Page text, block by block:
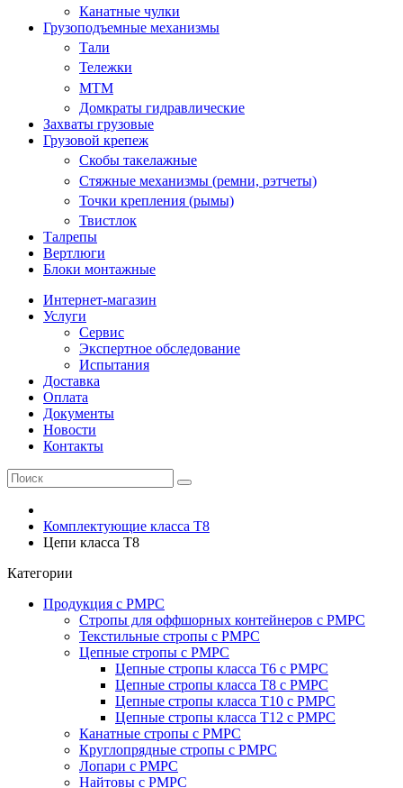
Канатные чулки
Грузоподъемные механизмы
Тали
Тележки
МТМ
Домкраты гидравлические
Захваты грузовые
Грузовой крепеж
Скобы такелажные
Стяжные механизмы (ремни, рэтчеты)
Точки крепления (рымы)
Твистлок
Талрепы
Вертлюги
Блоки монтажные
Интернет-магазин
Услуги
Сервис
Экспертное обследование
Испытания
Доставка
Оплата
Документы
Новости
Контакты
Комплектующие класса Т8
Цепи класса T8
Категории
Продукция с РМРС
Стропы для оффшорных контейнеров с РМРС
Текстильные стропы с РМРС
Цепные стропы с РМРС
Цепные стропы класса T6 с РМРС
Цепные стропы класса T8 с РМРС
Цепные стропы класса T10 с РМРС
Цепные стропы класса T12 с РМРС
Канатные стропы с РМРС
Круглопрядные стропы с РМРС
Лопари с РМРС
Найтовы с РМРС